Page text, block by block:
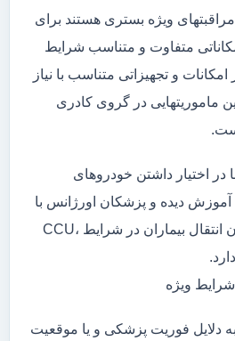
ویژه بستری هستند برای
متفاوت و متناسب شرایط
و تجهیزاتی متناسب با نیاز
ماموریتهایی در گروی کادری
در اختیار داشتن خودروهای
دیده و پزشکان اورژانس با
تجربه و دانش روز، امکان انتقال بیماران در شرایط CCU،
شرایط ویژه
دلایل فوریت پزشکی و یا موقعیت